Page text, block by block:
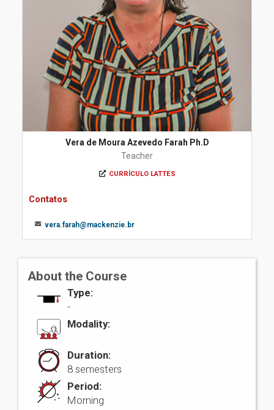
Vera de Moura Azevedo Farah Ph.D
Teacher
CURRÍCULO LATTES
Contatos
vera.farah@mackenzie.br
About the Course
Type:
-
Modality:
Duration:
8 semesters
Period:
Morning